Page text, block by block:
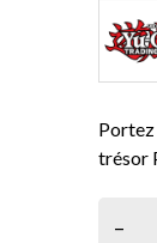
Portez
trésor
–